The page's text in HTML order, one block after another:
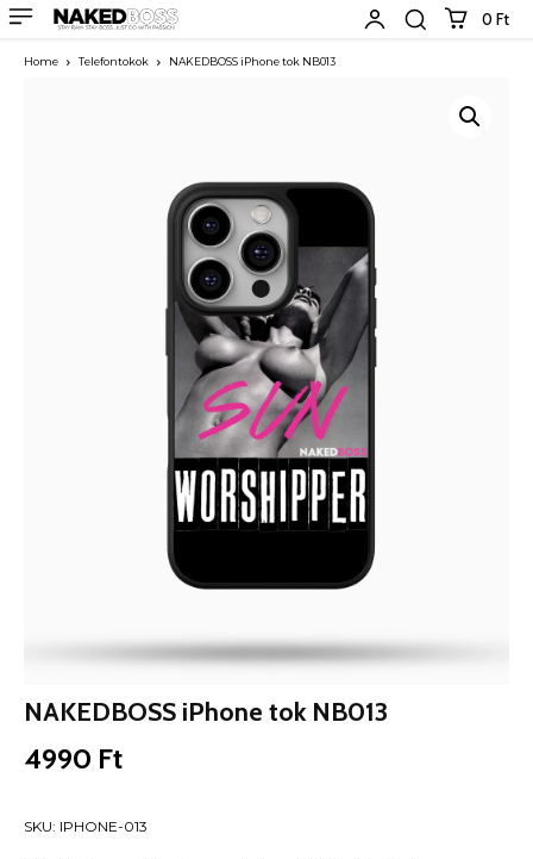
0 Ft
Home Telefontokok NAKEDBOSS iPhone tok NB013
NAKEDBOSS iPhone tok NB013
4990 Ft
SKU: IPHONE-013